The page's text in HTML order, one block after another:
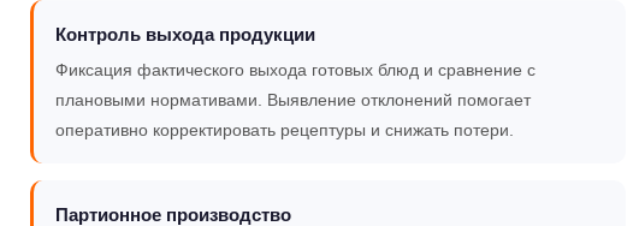
Контроль выхода продукции
Фиксация фактического выхода готовых блюд и сравнение с
плановыми нормативами. Выявление отклонений помогает
оперативно корректировать рецептуры и снижать потери.
Партионное производство